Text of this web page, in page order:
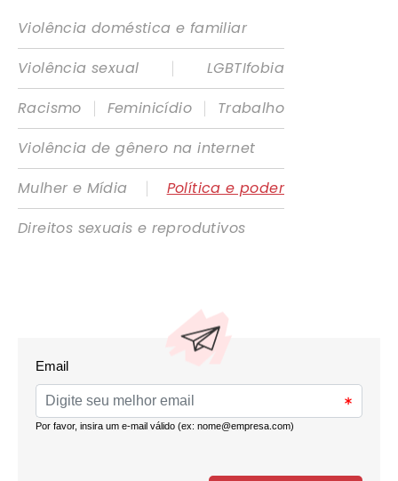
Violência doméstica e familiar
Violência sexual
|
LGBTIfobia
Racismo
| Feminicídio |
Trabalho
Violência de gênero na internet
Mulher e Mídia
|
Política e poder
Direitos sexuais e reprodutivos